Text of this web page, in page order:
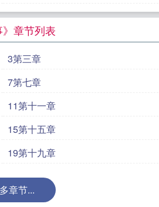
学……” “叫我希因就好。”
放学活动丰富到不可思议的国
之前和dd同学通信的时候，我
边的大学，感觉比我无趣的生
·拉因利希斯，xx帝国的第六
点半到校的规定，彻底磨灭
活，甚至从从未接触过的课程中
聚的讲座开展时，台上的中
被打开。 穿着笔挺礼服姿态
英气相似面容的二人在希因面
。请您回去登基。” 漂亮的转
章节列表
3第三章
7第七章
11第十一章
15第十五章
19第十九章
章节...